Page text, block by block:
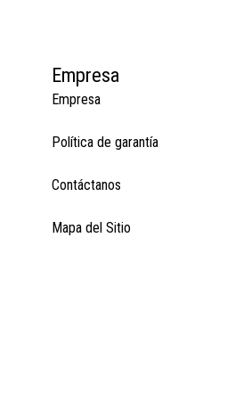
Empresa
Empresa
Política de garantía
Contáctanos
Mapa del Sitio